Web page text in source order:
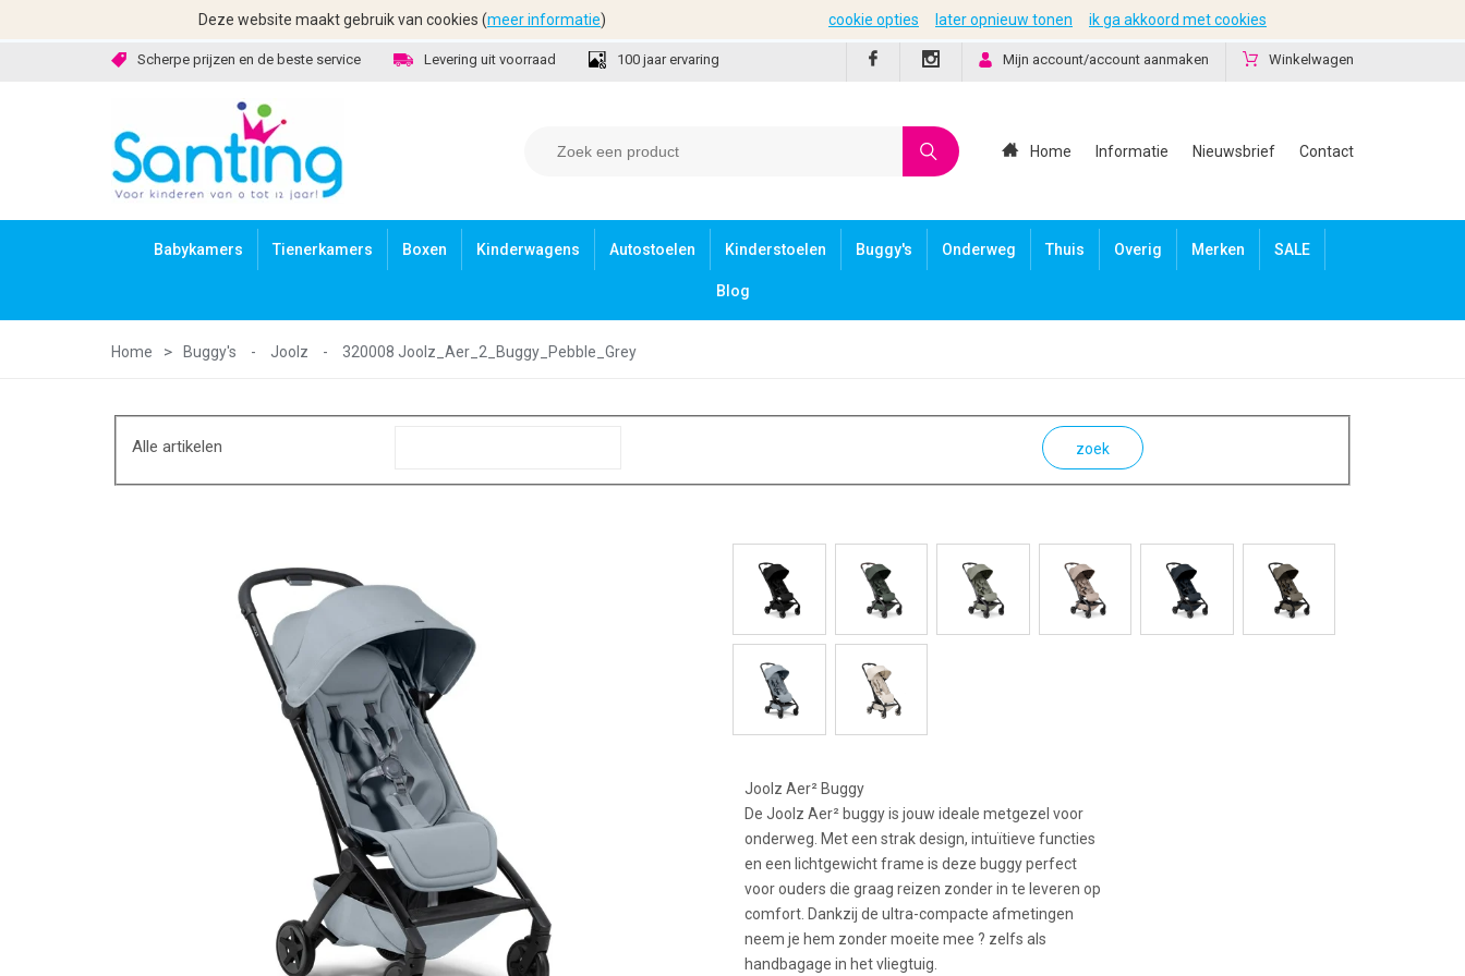
Scherpe prijzen en de beste service Levering uit voorraad 100 jaar ervaring Mijn account/account aanmaken Winkelwagen
Home Informatie Nieuwsbrief Contact
Babykamers Tienerkamers Boxen Kinderwagens Autostoelen Kinderstoelen Buggy's Onderweg Thuis Overig Merken SALE
Blog
Home Buggy's - Joolz - 320008 Joolz_Aer_2_Buggy_Pebble_Grey
Alle artikelen zoek
Joolz Aer² Buggy
De Joolz Aer² buggy is jouw ideale metgezel voor
onderweg. Met een strak design, intuïtieve functies
en een lichtgewicht frame is deze buggy perfect
voor ouders die graag reizen zonder in te leveren op
comfort. Dankzij de ultra-compacte afmetingen
neem je hem zonder moeite mee ? zelfs als
handbagage in het vliegtuig.
Deze website maakt gebruik van cookies (meer informatie) cookie opties later opnieuw tonen ik ga akkoord met cookies